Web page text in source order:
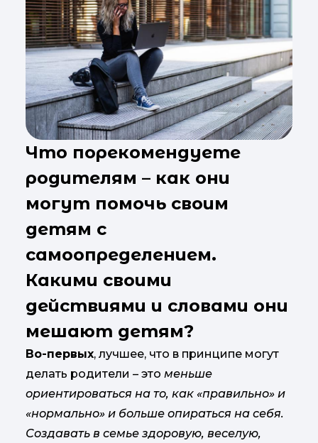
Что порекомендуете
родителям – как они
могут помочь своим
детям с
самоопределением.
Какими своими
действиями и словами они
мешают детям?
Во-первых, лучшее, что в принципе могут
делать родители – это меньше
ориентироваться на то, как «правильно» и
«нормально» и больше опираться на себя.
Создавать в семье здоровую, веселую,